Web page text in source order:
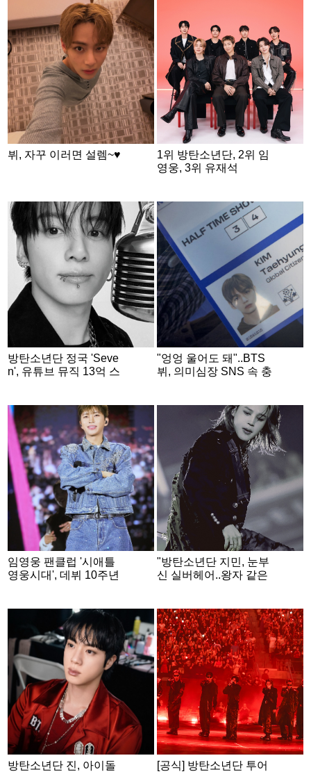
뷔, 자꾸 이러면 설렘~♥
1위 방탄소년단, 2위 임
영웅, 3위 유재석
방탄소년단 정국 'Seve
n', 유튜브 뮤직 13억 스
"엉엉 울어도 돼"..BTS
뷔, 의미심장 SNS 속 충
임영웅 팬클럽 '시애틀
영웅시대', 데뷔 10주년
"방탄소년단 지민, 눈부
신 실버헤어..왕자 같은
방탄소년단 진, 아이돌
[공식] 방탄소년단 투어